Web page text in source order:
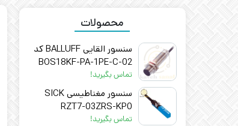
محصولات
سنسور القایی BALLUFF کد
BOS18KF-PA-1PE-C-02
تماس بگیرید!
سنسور مغناطیسی SICK
RZT7-03ZRS-KP0
تماس بگیرید!